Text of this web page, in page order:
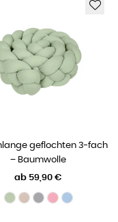
geflochten 3-fach
– Baumwolle
ab 59,90 €